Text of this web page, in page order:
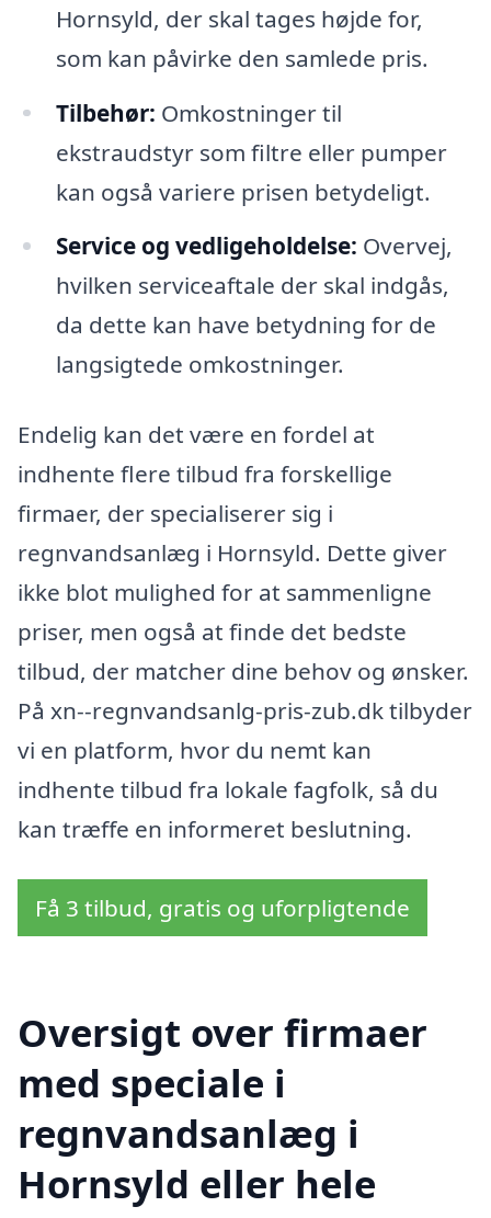
Hornsyld, der skal tages højde for,
som kan påvirke den samlede pris.
Tilbehør: Omkostninger til
ekstraudstyr som filtre eller pumper
kan også variere prisen betydeligt.
Service og vedligeholdelse: Overvej,
hvilken serviceaftale der skal indgås,
da dette kan have betydning for de
langsigtede omkostninger.
Endelig kan det være en fordel at
indhente flere tilbud fra forskellige
firmaer, der specialiserer sig i
regnvandsanlæg i Hornsyld. Dette giver
ikke blot mulighed for at sammenligne
priser, men også at finde det bedste
tilbud, der matcher dine behov og ønsker.
På xn--regnvandsanlg-pris-zub.dk tilbyder
vi en platform, hvor du nemt kan
indhente tilbud fra lokale fagfolk, så du
kan træffe en informeret beslutning.
Få 3 tilbud, gratis og uforpligtende
Oversigt over firmaer
med speciale i
regnvandsanlæg i
Hornsyld eller hele